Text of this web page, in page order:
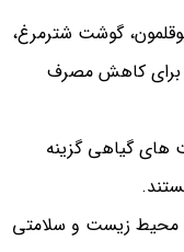
گوشت شترمرغ،
برای کاهش مصرف
های گیاهی گزینه
زیست و سلامتی